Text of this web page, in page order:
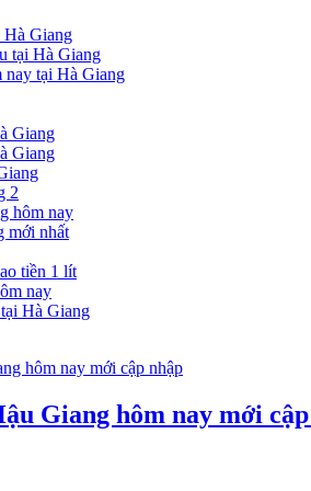
Hà Giang
tại Hà Giang
nay tại Hà Giang
Giang
Giang
2
hôm nay
mới nhất
tiền 1 lít
nay
Hà Giang
Giang hôm nay mới